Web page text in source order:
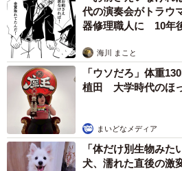
※Liccaさん提供
ご投稿に対し、絶賛のコメントが
代の演奏会がトラ
器修理職人に 10年
海川 まこと
「ウソだろ」体重
植田 大学時代のほ
まいどなメディア
「体だけ別生物みた
犬、濡れた直後の